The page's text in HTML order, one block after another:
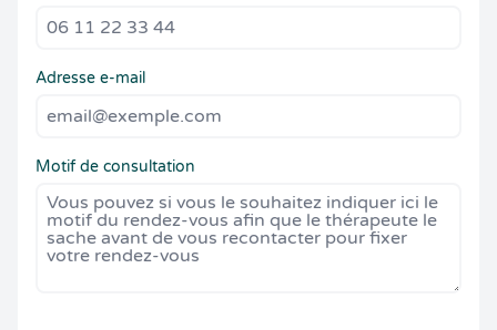
Adresse e-mail
Motif de consultation